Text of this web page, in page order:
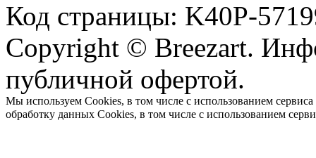
Код страницы: K40P-
Copyright © Breezart.
публичной офертой.
Мы используем Cookies, в том числе с использованием
обработку данных Cookies, в том числе с использованием